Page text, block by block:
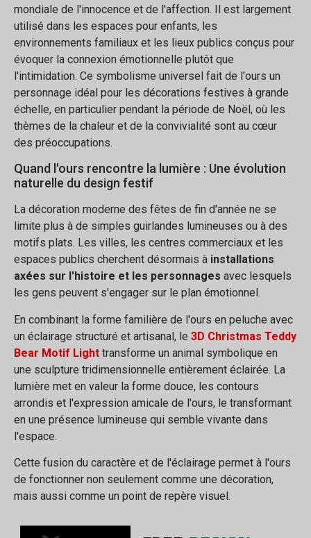
mondiale de l'innocence et de l'affection. Il est largement
utilisé dans les espaces pour enfants, les
environnements familiaux et les lieux publics conçus pour
évoquer la connexion émotionnelle plutôt que
l'intimidation. Ce symbolisme universel fait de l'ours un
personnage idéal pour les décorations festives à grande
échelle, en particulier pendant la période de Noël, où les
thèmes de la chaleur et de la convivialité sont au cœur
des préoccupations.
Quand l'ours rencontre la lumière : Une évolution
naturelle du design festif
La décoration moderne des fêtes de fin d'année ne se
limite plus à de simples guirlandes lumineuses ou à des
motifs plats. Les villes, les centres commerciaux et les
espaces publics cherchent désormais à installations
axées sur l'histoire et les personnages avec lesquels
les gens peuvent s'engager sur le plan émotionnel.
En combinant la forme familière de l'ours en peluche avec
un éclairage structuré et artisanal, le 3D Christmas Teddy
Bear Motif Light transforme un animal symbolique en
une sculpture tridimensionnelle entièrement éclairée. La
lumière met en valeur la forme douce, les contours
arrondis et l'expression amicale de l'ours, le transformant
en une présence lumineuse qui semble vivante dans
l'espace.
Cette fusion du caractère et de l'éclairage permet à l'ours
de fonctionner non seulement comme une décoration,
mais aussi comme un point de repère visuel.